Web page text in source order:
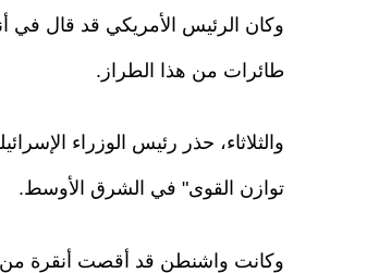
وكان الرئيس الأمريكي قد قال في
طائرات من هذا الطراز.
توازن القوى" في الشرق الأوسط.